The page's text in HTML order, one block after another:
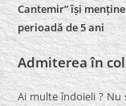
Cantemir” își
perioadă de 5 ani
Admiterea în
Ai multe îndoieli ?